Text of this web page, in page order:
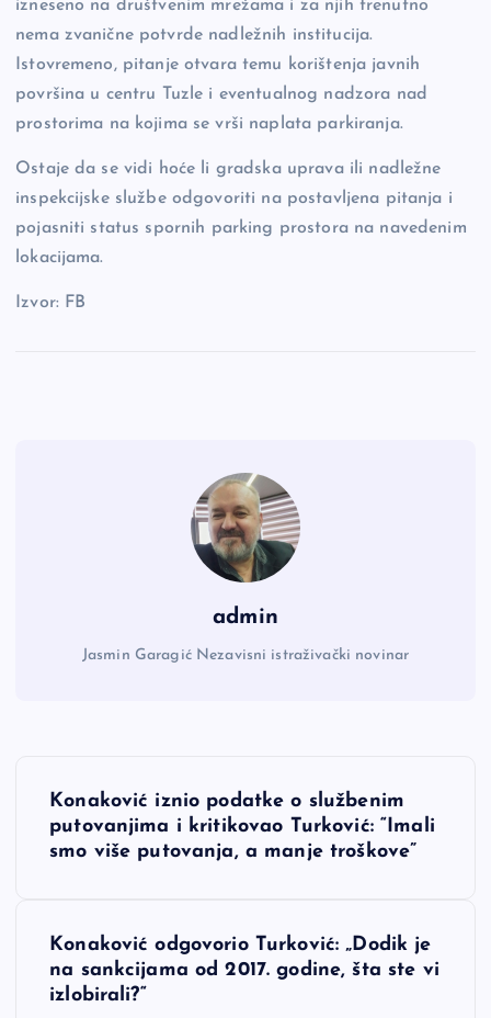
izneseno na društvenim mrežama i za njih trenutno
nema zvanične potvrde nadležnih institucija.
Istovremeno, pitanje otvara temu korištenja javnih
površina u centru Tuzle i eventualnog nadzora nad
prostorima na kojima se vrši naplata parkiranja.
Ostaje da se vidi hoće li gradska uprava ili nadležne
inspekcijske službe odgovoriti na postavljena pitanja i
pojasniti status spornih parking prostora na navedenim
lokacijama.
Izvor: FB
admin
Jasmin Garagić Nezavisni istraživački novinar
NKonaković iznio podatke o službenim
putovanjima i kritikovao Turković: “Imali
smo više putovanja, a manje troškove”
Konaković odgovorio Turković: „Dodik je
na sankcijama od 2017. godine, šta ste vi
izlobirali?“